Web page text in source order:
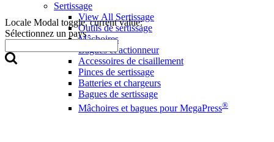
Locale Modal toggle, current value:
Sélectionnez un pays
Sertissage
View All Sertissage
Outils de sertissage
Mâchoires
Bagues et actionneur
Accessoires de cisaillement
Pinces de sertissage
Batteries et chargeurs
Bagues de sertissage
Mâchoires et bagues pour MegaPress®